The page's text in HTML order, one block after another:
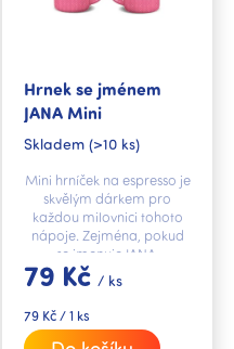
Hrnek se jménem
JANA Mini
Skladem (>10 ks)
79 Kč / ks
Měrná
cena:
79 Kč / 1 ks
Mini hrníček na espresso je
skvělým dárkem pro
každou milovnici tohoto
nápoje. Zejména, pokud
se jmenuje JANA.